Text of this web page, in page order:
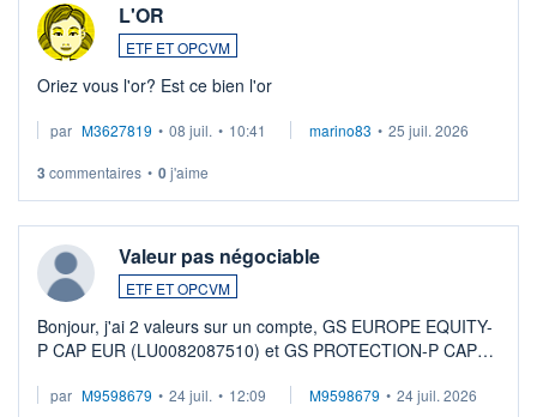
L'OR
ETF ET OPCVM
Oriez vous l'or? Est ce bien l'or
par M3627819 • 08 juil. • 10:41 marino83 • 25 juil. 2026
3 commentaires • 0j'aime
Valeur pas négociable
ETF ET OPCVM
Bonjour, j'ai 2 valeurs sur un compte, GS EUROPE EQUITY-
P CAP EUR (LU0082087510) et GS PROTECTION-P CAP
veux procéder à la vente, on me signale ...
par M9598679 • 24 juil. • 12:09 M9598679 • 24 juil. 2026